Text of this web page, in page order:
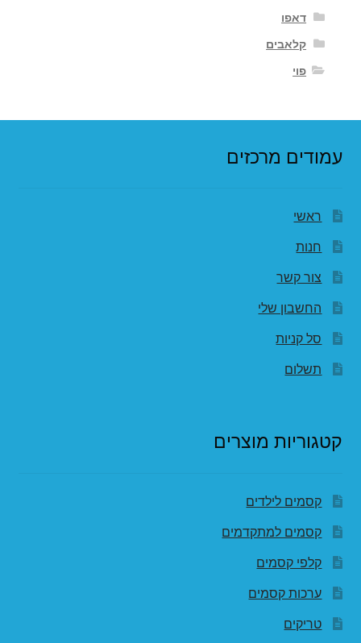
דאפו
קלאבים
פוי
עמודים מרכזים
ראשי
חנות
צור קשר
החשבון שלי
סל קניות
תשלום
קטגוריות מוצרים
קסמים לילדים
קסמים למתקדמים
קלפי קסמים
ערכות קסמים
טריקים